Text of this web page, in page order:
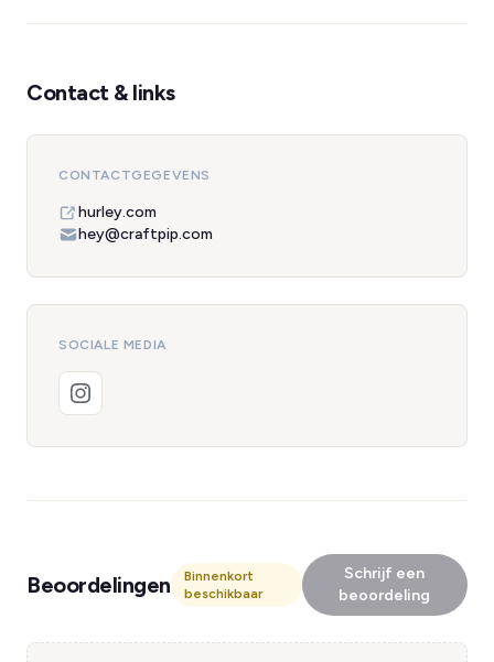
Contact & links
CONTACTGEGEVENS
hurley.com
hey@craftpip.com
SOCIALE MEDIA
Beoordelingen
Binnenkort
beschikbaar
Schrijf een
beoordeling